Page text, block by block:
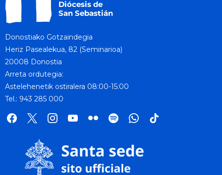
Donostiako Gotzaindegia
Heriz Pasealekua, 82 (Seminarioa)
20008 Donostia
Arreta ordutegia:
Astelehenetik ostiralera 08:00-15:00
Tel.: 943 285 000
facebook
x instagramyoutube
flickr spotifywhatsapp
tik